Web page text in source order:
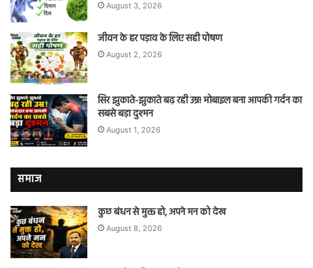
August 3, 2026
जीवन के हर पड़ाव के लिए सही पोषण
August 2, 2026
सिर झुकाते-झुकाते बढ़ रही उम्र! मोबाइल बना आपकी गर्दन का
सबसे बड़ा दुश्मन
August 1, 2026
समाज
कुछ बंधन से मुक्त हो, अपने मन को देख
August 8, 2026